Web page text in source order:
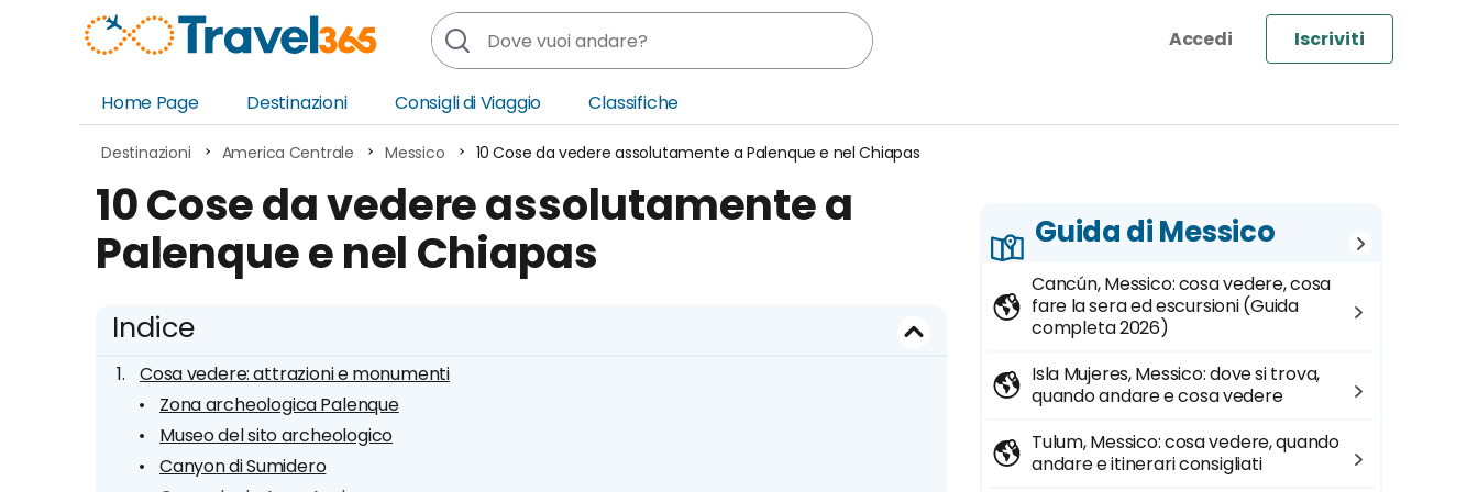
Iscriviti
Home Page
Destinazioni
Africa
Asia
Europa
Nord America
America Centrale
Sud America
Medio Oriente
Consigli di Viaggio Classifiche
Destinazioni America Centrale Messico 10 Cose da vedere assolutamente a Palenque e nel Chiapas
10 Cose da vedere assolutamente a
Palenque e nel Chiapas
Indice
Cosa vedere: attrazioni e monumenti
Zona archeologica Palenque
Museo del sito archeologico
Canyon di Sumidero
Guida di Messico
Cancún, Messico: cosa vedere, cosa
fare la sera ed escursioni (Guida
completa 2026)
Isla Mujeres, Messico: dove si trova,
quando andare e cosa vedere
Tulum, Messico: cosa vedere, quando
andare e itinerari consigliati